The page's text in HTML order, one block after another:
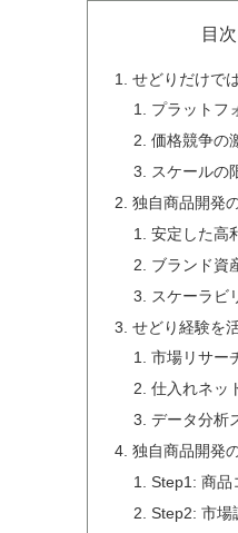
目次
せどりだけで
プラットフ
価格競争の
スケールの
独自商品開発
安定した高
ブランド資
スケーラビ
せどり経験を
市場リサー
仕入れネッ
データ分析
独自商品開発
Step1: 商品
Step2: 市場